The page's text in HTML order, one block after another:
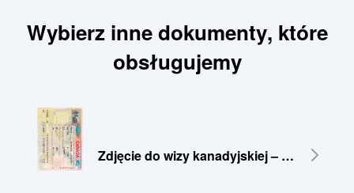
Wybierz inne dokumenty, które
obsługujemy
Zdjęcie do wizy kanadyjskiej – 35×45 mm